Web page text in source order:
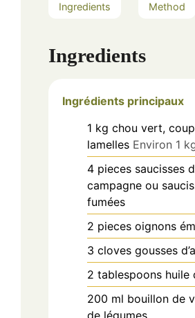
Ingredients Method
Ingredients
Ingrédients principaux
1 kg chou vert,
lamelles Environ 1
4 pieces saucisses
campagne ou
fumées
2 pieces oignons
3 cloves gousses
2 tablespoons huile
200 ml bouillon de
de légumes